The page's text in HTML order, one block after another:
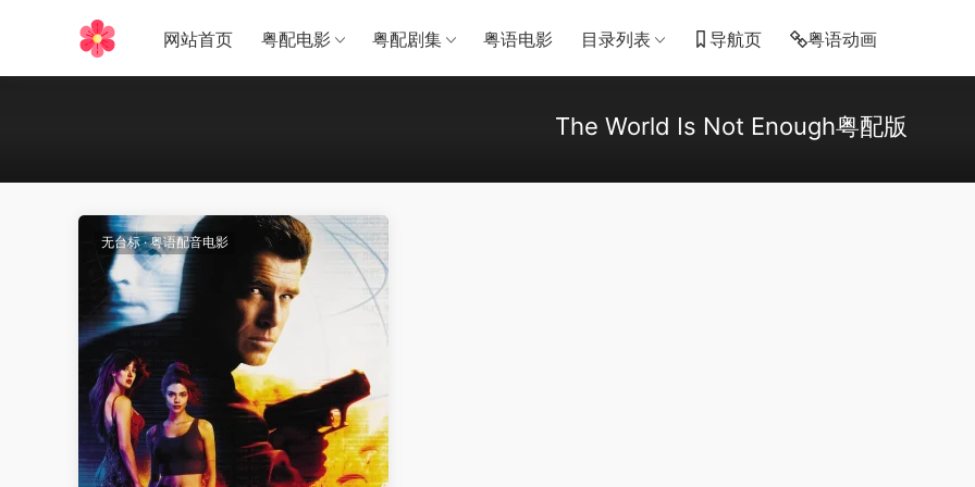
网站首页 粤配电影 粤配剧集 粤语电影 目录列表 导航页 粤语动画
The World Is Not Enough粤配版
无台标·粤语配音电影